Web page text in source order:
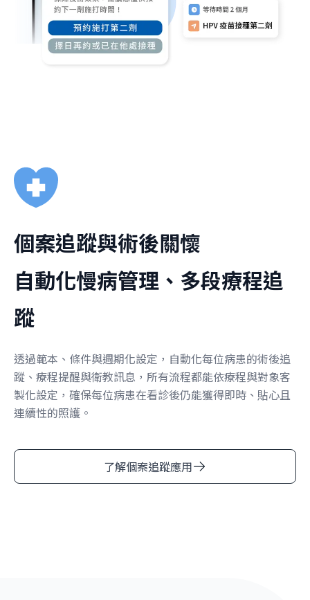
個案追蹤與術後關懷
自動化慢病管理、多段療程追
蹤
透過範本、條件與週期化設定，自動化每位病患的術後追
蹤、療程提醒與衛教訊息，所有流程都能依療程與對象客
製化設定，確保每位病患在看診後仍能獲得即時、貼心且
連續性的照護。
了解個案追蹤應用